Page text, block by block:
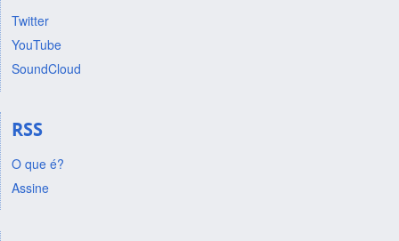
Twitter
YouTube
SoundCloud
RSS
O que é?
Assine